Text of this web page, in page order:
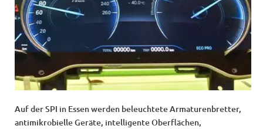
Auf der SPI in Essen werden beleuchtete Armaturenbretter,
antimikrobielle Geräte, intelligente Oberflächen,